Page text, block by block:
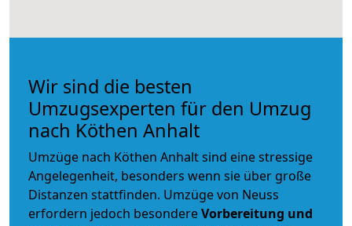
Wir sind die besten
Umzugsexperten für den Umzug
nach Köthen Anhalt
Umzüge nach Köthen Anhalt sind eine stressige
Angelegenheit, besonders wenn sie über große
Distanzen stattfinden. Umzüge von Neuss
erfordern jedoch besondereVorbereitung und